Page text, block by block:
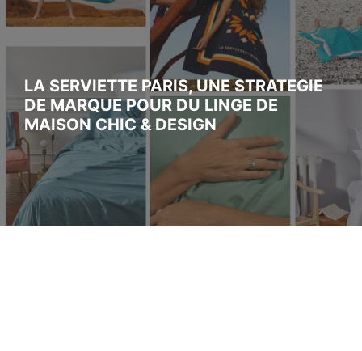
LA SERVIETTE PARIS, UNE STRATEGIE
DE MARQUE POUR DU LINGE DE
MAISON CHIC & DESIGN